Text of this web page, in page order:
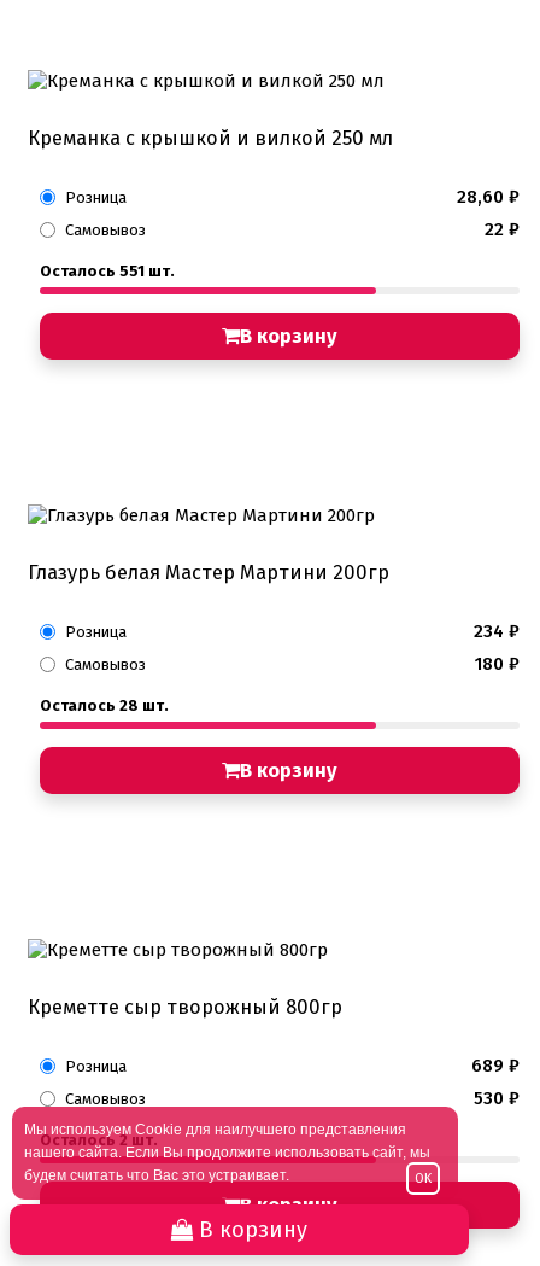
В корзину
Креманка с крышкой и вилкой 250 мл
Розница 28,60 ₽
Самовывоз 22 ₽
Осталось 551 шт.
В корзину
Глазурь белая Мастер Мартини 200гр
Розница 234 ₽
Самовывоз 180 ₽
Осталось 28 шт.
В корзину
Креметте сыр творожный 800гр
Розница 689 ₽
Самовывоз 530 ₽
Осталось 2 шт.
В корзину
Мы используем Cookie для наилучшего представления
нашего сайта. Если Вы продолжите использовать сайт, мы
будем считать что Вас это устраивает.
OK